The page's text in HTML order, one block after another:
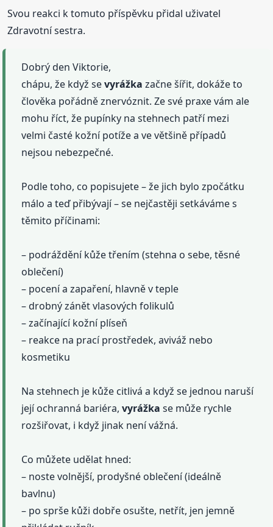
Svou reakci k tomuto příspěvku přidal uživatel
Zdravotní sestra.
Dobrý den Viktorie,
chápu, že když sevyrážka začne šířit, dokáže to
člověka pořádně znervóznit. Ze své praxe vám ale
mohu říct, že pupínky na stehnech patří mezi
velmi časté kožní potíže a ve většině případů
nejsou nebezpečné.
Podle toho, co popisujete – že jich bylo zpočátku
málo a teď přibývají – se nejčastěji setkáváme s
těmito příčinami:
– podráždění kůže třením (stehna o sebe, těsné
oblečení)
– pocení a zapaření, hlavně v teple
– drobný zánět vlasových folikulů
– začínající kožní plíseň
– reakce na prací prostředek, aviváž nebo
kosmetiku
Na stehnech je kůže citlivá a když se jednou naruší
její ochranná bariéra,vyrážka se může rychle
rozšiřovat, i když jinak není vážná.
Co můžete udělat hned:
– noste volnější, prodyšné oblečení (ideálně
bavlnu)
– po sprše kůži dobře osušte, netřít, jen jemně